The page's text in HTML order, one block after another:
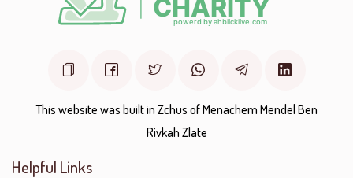
This website was built in Zchus of Menachem Mendel Ben
Rivkah Zlate
Helpful Links